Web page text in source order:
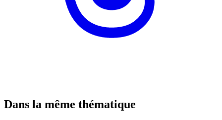
Dans la même thématique